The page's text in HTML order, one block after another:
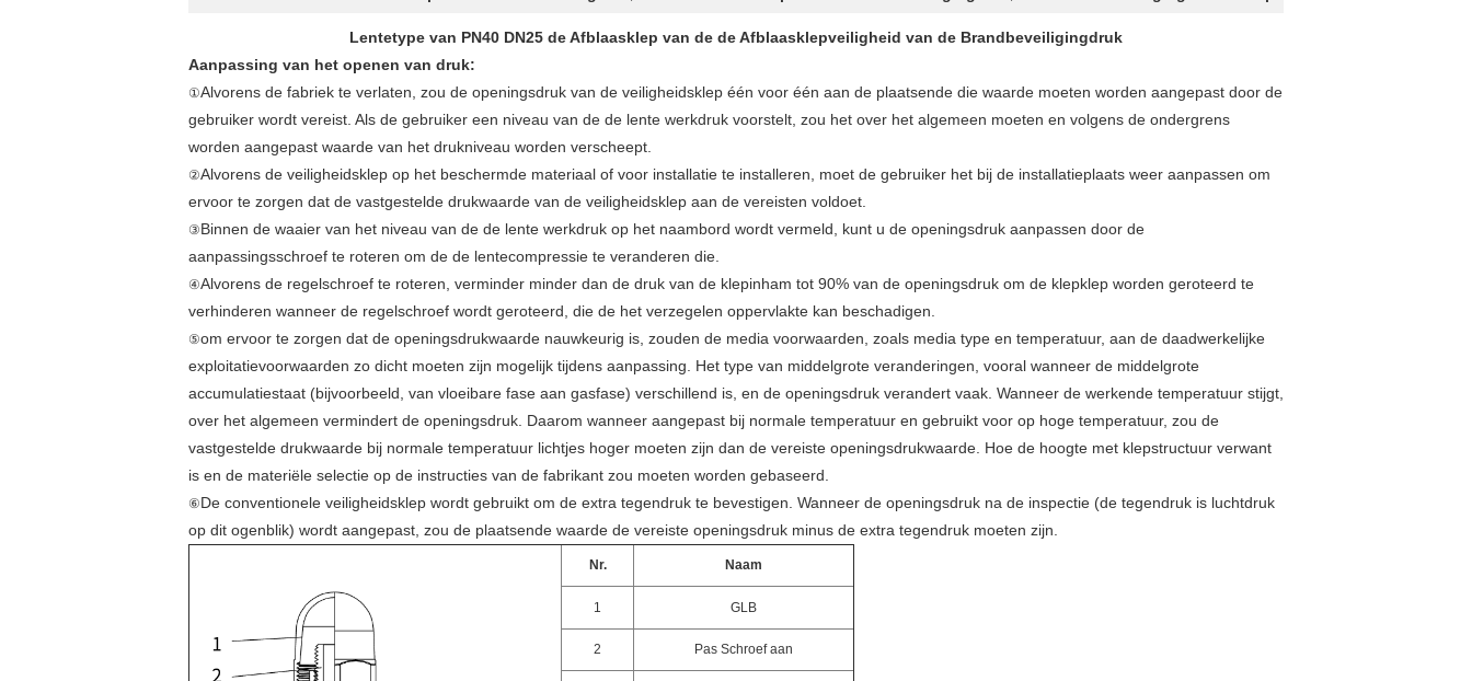
Lentetype van PN40 DN25 de Afblaasklep van de de Afblaasklepveiligheid van de Brandbeveiligingdruk
Aanpassing van het openen van druk:
①Alvorens de fabriek te verlaten, zou de openingsdruk van de veiligheidsklep één voor één aan de plaatsende die waarde moeten worden aangepast door de
gebruiker wordt vereist. Als de gebruiker een niveau van de de lente werkdruk voorstelt, zou het over het algemeen moeten en volgens de ondergrens
worden aangepast waarde van het drukniveau worden verscheept.
②Alvorens de veiligheidsklep op het beschermde materiaal of voor installatie te installeren, moet de gebruiker het bij de installatieplaats weer aanpassen om
ervoor te zorgen dat de vastgestelde drukwaarde van de veiligheidsklep aan de vereisten voldoet.
③Binnen de waaier van het niveau van de de lente werkdruk op het naambord wordt vermeld, kunt u de openingsdruk aanpassen door de
aanpassingsschroef te roteren om de de lentecompressie te veranderen die.
④Alvorens de regelschroef te roteren, verminder minder dan de druk van de klepinham tot 90% van de openingsdruk om de klepklep worden geroteerd te
verhinderen wanneer de regelschroef wordt geroteerd, die de het verzegelen oppervlakte kan beschadigen.
⑤om ervoor te zorgen dat de openingsdrukwaarde nauwkeurig is, zouden de media voorwaarden, zoals media type en temperatuur, aan de daadwerkelijke
exploitatievoorwaarden zo dicht moeten zijn mogelijk tijdens aanpassing. Het type van middelgrote veranderingen, vooral wanneer de middelgrote
accumulatiestaat (bijvoorbeeld, van vloeibare fase aan gasfase) verschillend is, en de openingsdruk verandert vaak. Wanneer de werkende temperatuur stijgt,
over het algemeen vermindert de openingsdruk. Daarom wanneer aangepast bij normale temperatuur en gebruikt voor op hoge temperatuur, zou de
vastgestelde drukwaarde bij normale temperatuur lichtjes hoger moeten zijn dan de vereiste openingsdrukwaarde. Hoe de hoogte met klepstructuur verwant
is en de materiële selectie op de instructies van de fabrikant zou moeten worden gebaseerd.
⑥De conventionele veiligheidsklep wordt gebruikt om de extra tegendruk te bevestigen. Wanneer de openingsdruk na de inspectie (de tegendruk is luchtdruk
op dit ogenblik) wordt aangepast, zou de plaatsende waarde de vereiste openingsdruk minus de extra tegendruk moeten zijn.
Nr. Naam
1 GLB
2 Pas Schroef aan